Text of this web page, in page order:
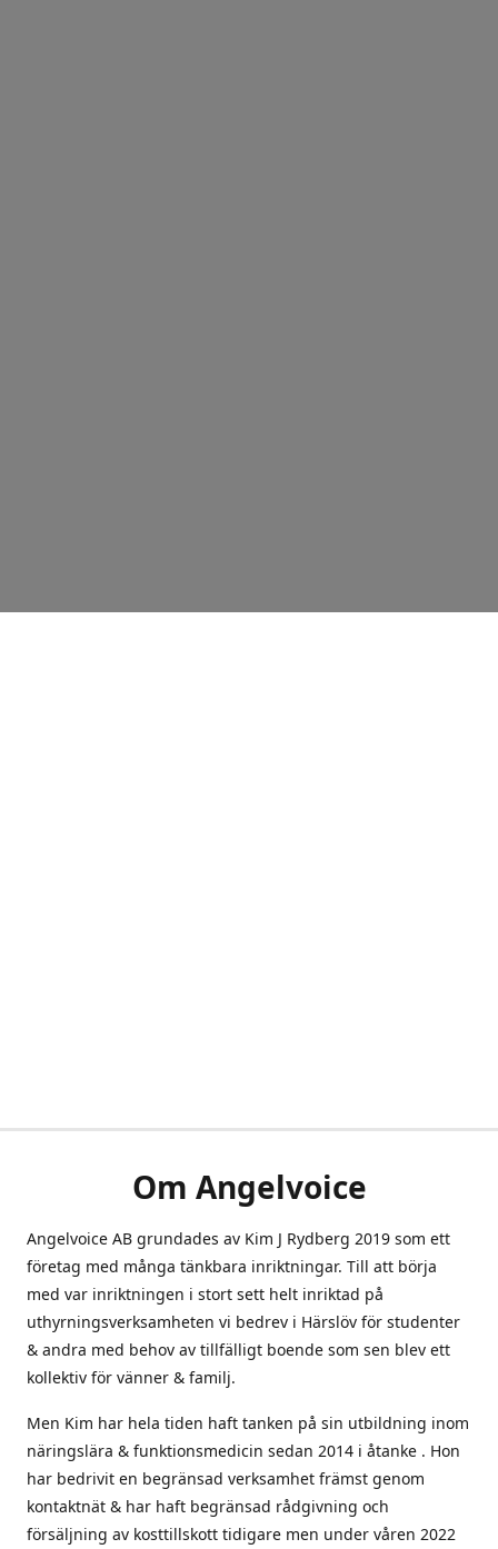
Om Angelvoice
Angelvoice AB grundades av Kim J Rydberg 2019 som ett
företag med många tänkbara inriktningar. Till att börja
med var inriktningen i stort sett helt inriktad på
uthyrningsverksamheten vi bedrev i Härslöv för studenter
& andra med behov av tillfälligt boende som sen blev ett
kollektiv för vänner & familj.
Men Kim har hela tiden haft tanken på sin utbildning inom
näringslära & funktionsmedicin sedan 2014 i åtanke . Hon
har bedrivit en begränsad verksamhet främst genom
kontaktnät & har haft begränsad rådgivning och
försäljning av kosttillskott tidigare men under våren 2022